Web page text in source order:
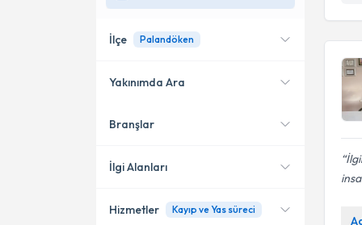
İlçe Palandöken
Palandöken
Yakutiye
Yakınımda Ara
Konumuma yakın uzmanları
Branşlar
Psikoloji
İlgi Alanları
Hizmetler Kayıp ve Yas süreci